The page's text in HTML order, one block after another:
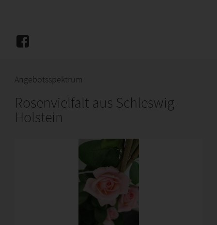
Angebotsspektrum
Rosenvielfalt aus Schleswig-
Holstein